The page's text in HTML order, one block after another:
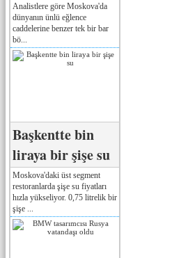
Analistlere göre Moskova'da
dünyanın ünlü eğlence
caddelerine benzer tek bir bar
bö...
Başkentte bin
liraya bir şişe su
Moskova'daki üst segment
restoranlarda şişe su fiyatları
hızla yükseliyor. 0,75 litrelik bir
şişe ...